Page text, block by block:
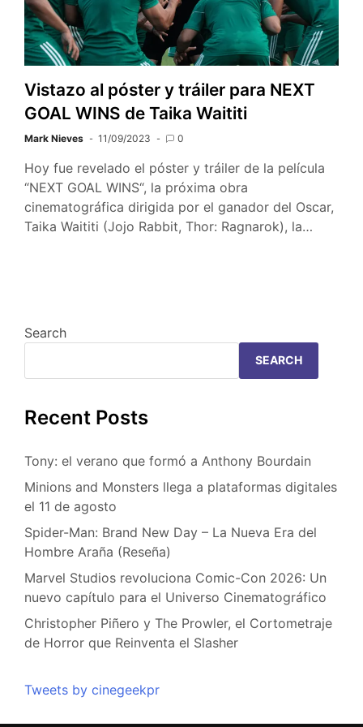
Vistazo al póster y tráiler para NEXT
GOAL WINS de Taika Waititi
Mark Nieves 11/09/2023 0
Hoy fue revelado el póster y tráiler de la película
“NEXT GOAL WINS“, la próxima obra
cinematográfica dirigida por el ganador del Oscar,
Taika Waititi (Jojo Rabbit, Thor: Ragnarok), la…
Search
SEARCH
Recent Posts
Tony: el verano que formó a Anthony Bourdain
Minions and Monsters llega a plataformas digitales
el 11 de agosto
Spider-Man: Brand New Day – La Nueva Era del
Hombre Araña (Reseña)
Marvel Studios revoluciona Comic-Con 2026: Un
nuevo capítulo para el Universo Cinematográfico
Christopher Piñero y The Prowler, el Cortometraje
de Horror que Reinventa el Slasher
Tweets by cinegeekpr